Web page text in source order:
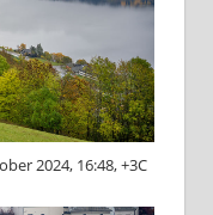
2024, 16:48, +3C